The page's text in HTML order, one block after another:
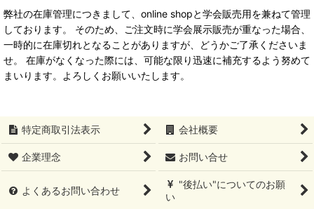
弊社の在庫管理につきまして、online shopと学会販売用を兼ねて管理
しております。 そのため、ご注文時に学会展示販売が重なった場合、
一時的に在庫切れとなることがありますが、どうかご了承くださいま
せ。 在庫がなくなった際には、可能な限り迅速に補充するよう努めて
まいります。よろしくお願いいたします。
特定商取引法表示 会社概要
企業理念 お問い合せ
よくあるお問い合わせ
"後払い"についてのお願
い